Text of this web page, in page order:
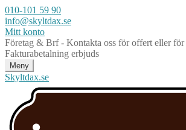
010-101 59 90
info@skyltdax.se
Mitt konto
Företag & Brf - Kontakta oss för offert eller
Fakturabetalning erbjuds
Meny
Skyltdax.se